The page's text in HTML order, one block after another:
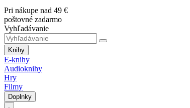
Pri nákupe nad 49 €
poštovné zadarmo
Vyhľadávanie
Knihy
E-knihy
Audioknihy
Hry
Filmy
Doplnky